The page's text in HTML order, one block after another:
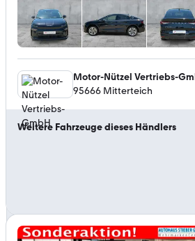
Motor-Nützel Vertriebs-
95666 Mitterteich
Weitere Fahrzeuge dieses Händlers